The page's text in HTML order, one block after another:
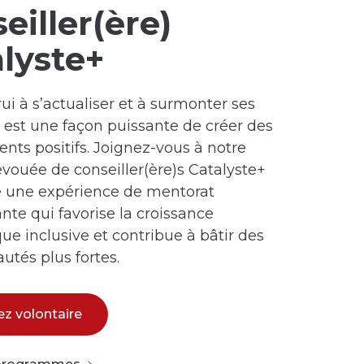
à s’actualiser et à surmonter ses
une façon puissante de créer des
positifs. Joignez-vous à notre
de conseiller(ère)s Catalyste+
une expérience de mentorat
qui favorise la croissance
inclusive et contribue à bâtir des
plus fortes.
volontaire